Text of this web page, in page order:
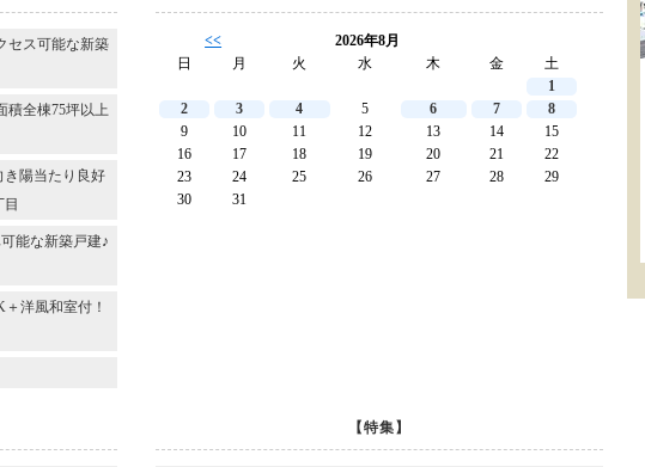
セス可能な新築
積全棟75坪以上
き陽当たり良好
能な新築戸建♪
洋風和室付！
<<
2026年8月
日
月 火 水 木 金
土
1
2
3 4 5 6 7
8
9
10 11 12 13 14
15
16
17 18 19 20 21
22
23
24 25 26 27 28
29
30
31
【特集】